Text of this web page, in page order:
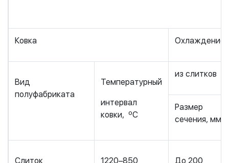
Ковка Охлаждение
Вид
полуфабриката
Температурный
интервал
ковки, ºС
из слитков
Размер
сечения, мм
Слиток 1220–850 До 200